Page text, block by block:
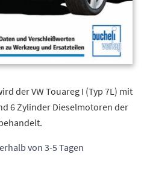
der VW Touareg I (Typ 7L) mit
6 Zylinder Dieselmotoren der
von 3-5 Tagen